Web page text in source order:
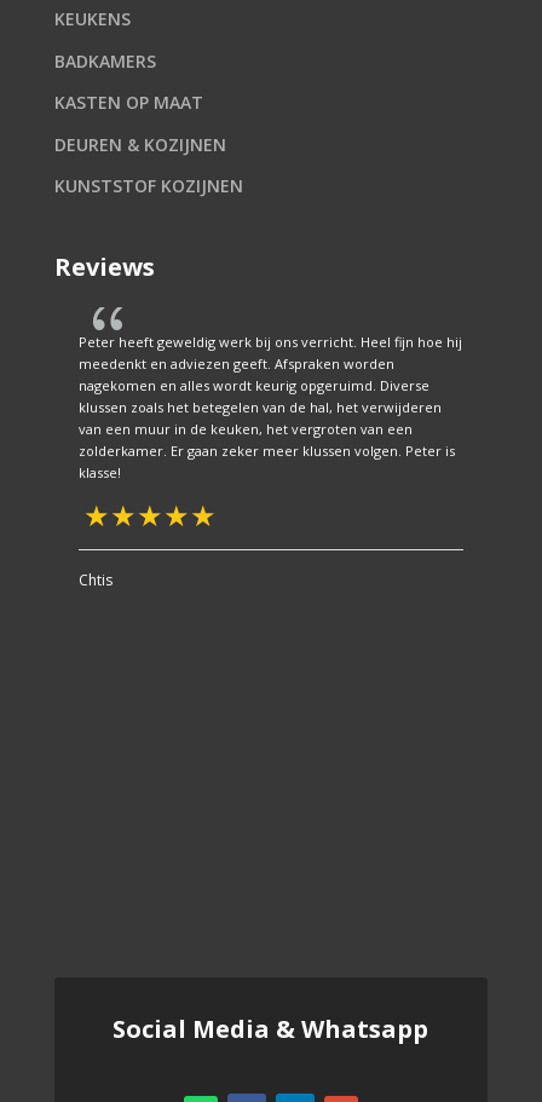
KEUKENS
BADKAMERS
KASTEN OP MAAT
DEUREN & KOZIJNEN
KUNSTSTOF KOZIJNEN
Reviews
{
Peter heeft geweldig werk bij ons verricht. Heel fijn hoe hij
meedenkt en adviezen geeft. Afspraken worden
nagekomen en alles wordt keurig opgeruimd. Diverse
klussen zoals het betegelen van de hal, het verwijderen
van een muur in de keuken, het vergroten van een
zolderkamer. Er gaan zeker meer klussen volgen. Peter is
klasse!
Chtis
Social Media & Whatsapp